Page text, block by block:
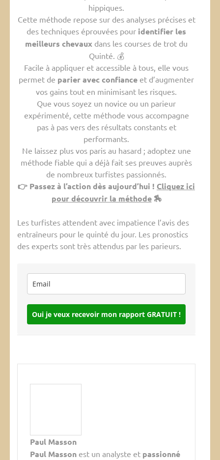
hippiques.
Cette méthode repose sur des analyses précises et
des techniques éprouvées pour identifier les
meilleurs chevaux dans les courses de trot du
Quinté. 💰
Facile à appliquer et accessible à tous, elle vous
permet de parier avec confiance et d’augmenter
vos gains tout en minimisant les risques.
Que vous soyez un novice ou un parieur
expérimenté, cette méthode vous accompagne
pas à pas vers des résultats constants et
performants.
Ne laissez plus vos paris au hasard ; adoptez une
méthode fiable qui a déjà fait ses preuves auprès
de nombreux turfistes passionnés.
👉 Passez à l’action dès aujourd’hui ! Cliquez ici
pour découvrir la méthode🏇
Les turfistes attendent avec impatience l’avis des
entraîneurs pour le quinté du jour. Les pronostics
des experts sont très attendus par les parieurs.
Oui je veux recevoir mon rapport GRATUIT !
Paul Masson
Paul Masson est un analyste et passionné